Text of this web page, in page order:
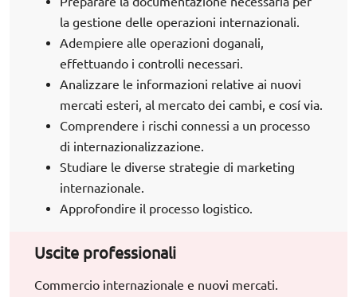
la gestione delle operazioni internazionali.
Adempiere alle operazioni doganali,
effettuando i controlli necessari.
Analizzare le informazioni relative ai nuovi
mercati esteri, al mercato dei cambi, e cosí via.
Comprendere i rischi connessi a un processo
di internazionalizzazione.
Studiare le diverse strategie di marketing
internazionale.
Approfondire il processo logistico.
Uscite professionali
Commercio internazionale e nuovi mercati.